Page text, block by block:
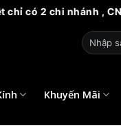
, CN1 tại 2 Phan
Tìm
kiếm:
Khuyến Mãi